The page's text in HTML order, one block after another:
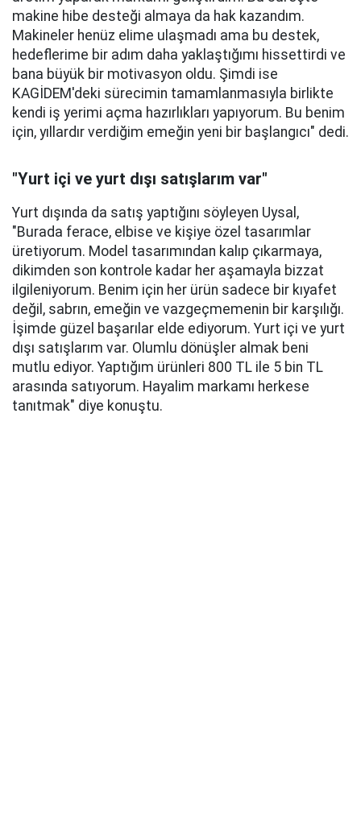
makine hibe desteği almaya da hak kazandım.
Makineler henüz elime ulaşmadı ama bu destek,
hedeflerime bir adım daha yaklaştığımı hissettirdi ve
bana büyük bir motivasyon oldu. Şimdi ise
KAGİDEM'deki sürecimin tamamlanmasıyla birlikte
kendi iş yerimi açma hazırlıkları yapıyorum. Bu benim
için, yıllardır verdiğim emeğin yeni bir başlangıcı" dedi.
"Yurt içi ve yurt dışı satışlarım var"
Yurt dışında da satış yaptığını söyleyen Uysal,
"Burada ferace, elbise ve kişiye özel tasarımlar
üretiyorum. Model tasarımından kalıp çıkarmaya,
dikimden son kontrole kadar her aşamayla bizzat
ilgileniyorum. Benim için her ürün sadece bir kıyafet
değil, sabrın, emeğin ve vazgeçmemenin bir karşılığı.
İşimde güzel başarılar elde ediyorum. Yurt içi ve yurt
dışı satışlarım var. Olumlu dönüşler almak beni
mutlu ediyor. Yaptığım ürünleri 800 TL ile 5 bin TL
arasında satıyorum. Hayalim markamı herkese
tanıtmak" diye konuştu.